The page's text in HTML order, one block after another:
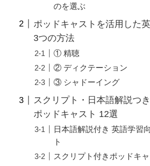
のを選ぶ
ポッドキャストを活用した
3つの方法
① 精聴
② ディクテーション
③ シャドーイング
スクリプト・日本語解説つ
ポッドキャスト 12選
日本語解説付き 英語学習
ト
スクリプト付きポッドキャ